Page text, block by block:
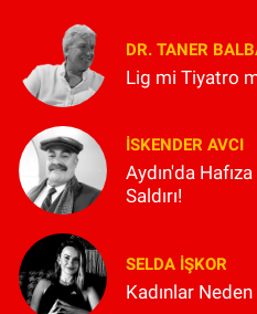
DR. TANER
Lig mi Tiyatro
İSKENDER AVCI
Aydın'da
Saldırı!
SELDA İŞKOR
Kadınlar Neden